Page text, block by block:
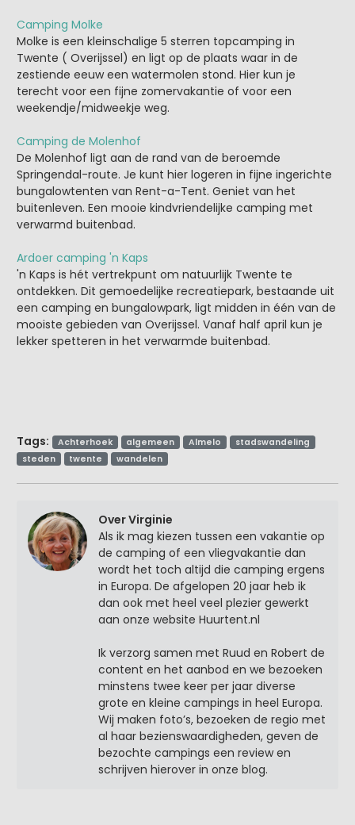
Camping Molke
Molke is een kleinschalige 5 sterren topcamping in
Twente ( Overijssel) en ligt op de plaats waar in de
zestiende eeuw een watermolen stond. Hier kun je
terecht voor een fijne zomervakantie of voor een
weekendje/midweekje weg.
Camping de Molenhof
De Molenhof ligt aan de rand van de beroemde
Springendal-route. Je kunt hier logeren in fijne ingerichte
bungalowtenten van Rent-a-Tent. Geniet van het
buitenleven. Een mooie kindvriendelijke camping met
verwarmd buitenbad.
Ardoer camping 'n Kaps
'n Kaps is hét vertrekpunt om natuurlijk Twente te
ontdekken. Dit gemoedelijke recreatiepark, bestaande uit
een camping en bungalowpark, ligt midden in één van de
mooiste gebieden van Overijssel. Vanaf half april kun je
lekker spetteren in het verwarmde buitenbad.
Tags: Achterhoek algemeen Almelo
stadswandeling
steden
twente wandelen
Over Virginie
Als ik mag kiezen tussen een vakantie op
de camping of een vliegvakantie dan
wordt het toch altijd die camping ergens
in Europa. De afgelopen 20 jaar heb ik
dan ook met heel veel plezier gewerkt
aan onze website Huurtent.nl
Ik verzorg samen met Ruud en Robert de
content en het aanbod en we bezoeken
minstens twee keer per jaar diverse
grote en kleine campings in heel Europa.
Wij maken foto’s, bezoeken de regio met
al haar bezienswaardigheden, geven de
bezochte campings een review en
schrijven hierover in onze blog.